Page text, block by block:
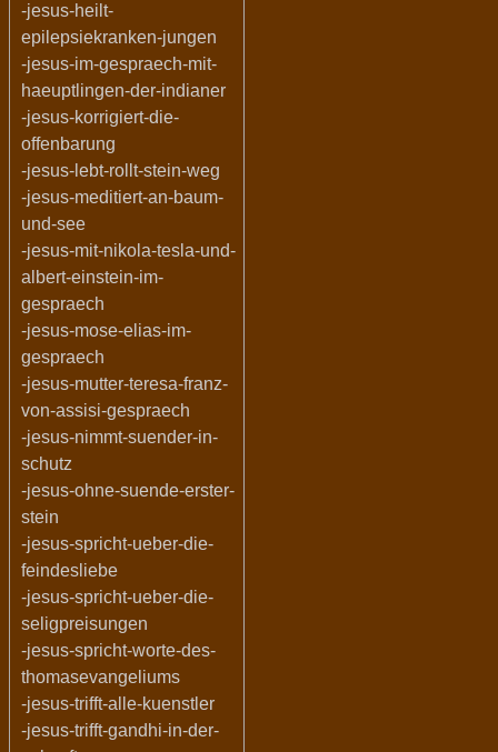
-jesus-heilt-
epilepsiekranken-jungen
-jesus-im-gespraech-mit-
haeuptlingen-der-indianer
-jesus-korrigiert-die-
offenbarung
-jesus-lebt-rollt-stein-weg
-jesus-meditiert-an-baum-
und-see
-jesus-mit-nikola-tesla-und-
albert-einstein-im-
gespraech
-jesus-mose-elias-im-
gespraech
-jesus-mutter-teresa-franz-
von-assisi-gespraech
-jesus-nimmt-suender-in-
schutz
-jesus-ohne-suende-erster-
stein
-jesus-spricht-ueber-die-
feindesliebe
-jesus-spricht-ueber-die-
seligpreisungen
-jesus-spricht-worte-des-
thomasevangeliums
-jesus-trifft-alle-kuenstler
-jesus-trifft-gandhi-in-der-